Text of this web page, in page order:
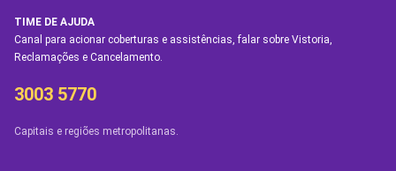
TIME DE AJUDA
Canal para acionar coberturas e assistências, falar sobre Vistoria,
Reclamações e Cancelamento.
3003 5770
Capitais e regiões metropolitanas.